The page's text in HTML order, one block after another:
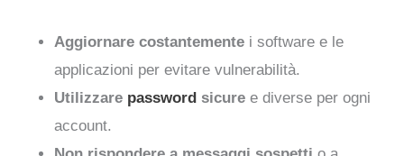
Aggiornare costantemente i software e le
applicazioni per evitare vulnerabilità.
Utilizzare password sicure e diverse per ogni
account.